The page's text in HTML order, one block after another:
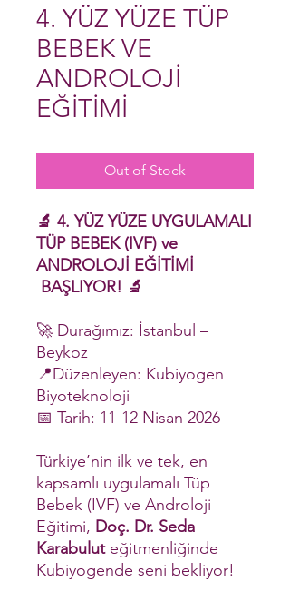
4. YÜZ YÜZE TÜP
BEBEK VE
ANDROLOJİ
EĞİTİMİ
Out of Stock
🔬 4. YÜZ YÜZE UYGULAMALI
TÜP BEBEK (IVF) ve
ANDROLOJİ EĞİTİMİ
BAŞLIYOR! 🔬
🚀 Durağımız: İstanbul –
Beykoz
📍Düzenleyen: Kubiyogen
Biyoteknoloji
📅 Tarih: 11-12 Nisan 2026
Türkiye’nin ilk ve tek, en
kapsamlı uygulamalı Tüp
Bebek (IVF) ve Androloji
Eğitimi, Doç. Dr. Seda
Karabuluteğitmenliğinde
Kubiyogende seni bekliyor!